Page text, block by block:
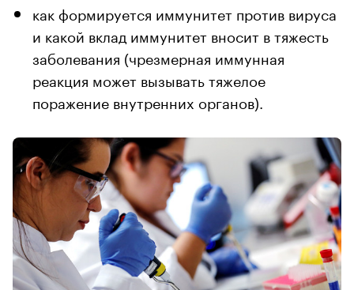
как формируется иммунитет против вируса
и какой вклад иммунитет вносит в тяжесть
заболевания (чрезмерная иммунная
реакция может вызывать тяжелое
поражение внутренних органов).